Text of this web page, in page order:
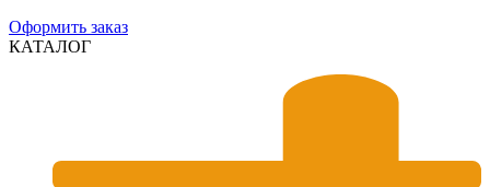
Оформить заказ
КАТАЛОГ